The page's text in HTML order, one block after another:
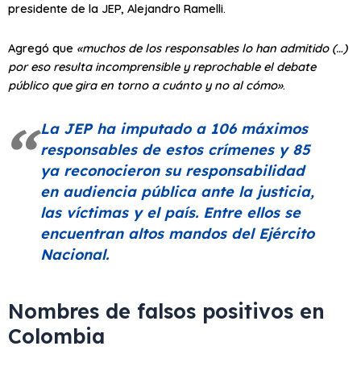
presidente de la JEP, Alejandro Ramelli.
Agregó que «muchos de los responsables lo han admitido (…)
por eso resulta incomprensible y reprochable el debate
público que gira en torno a cuánto y no al cómo».
La JEP ha imputado a 106 máximos
responsables de estos crímenes y 85
ya reconocieron su responsabilidad
en audiencia pública ante la justicia,
las víctimas y el país. Entre ellos se
encuentran altos mandos del Ejército
Nacional.
Nombres de falsos positivos en
Colombia